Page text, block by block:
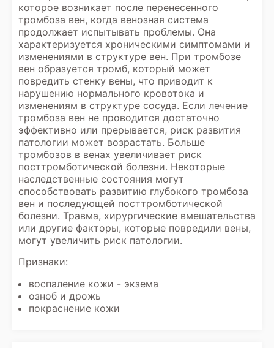
которое возникает после перенесенного
тромбоза вен, когда венозная система
продолжает испытывать проблемы. Она
характеризуется хроническими симптомами и
изменениями в структуре вен. При тромбозе
вен образуется тромб, который может
повредить стенку вены, что приводит к
нарушению нормального кровотока и
изменениям в структуре сосуда. Если лечение
тромбоза вен не проводится достаточно
эффективно или прерывается, риск развития
патологии может возрастать. Больше
тромбозов в венах увеличивает риск
посттромботической болезни. Некоторые
наследственные состояния могут
способствовать развитию глубокого тромбоза
вен и последующей посттромботической
болезни. Травма, хирургические вмешательства
или другие факторы, которые повредили вены,
могут увеличить риск патологии.
Признаки:
воспаление кожи - экзема
озноб и дрожь
покраснение кожи